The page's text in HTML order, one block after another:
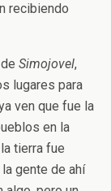
recibiendo
Simojovel,
lugares para
ven que fue la
en la
tierra fue
gente de ahí